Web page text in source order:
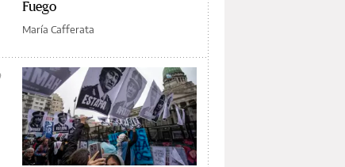
Fuego
María Cafferata